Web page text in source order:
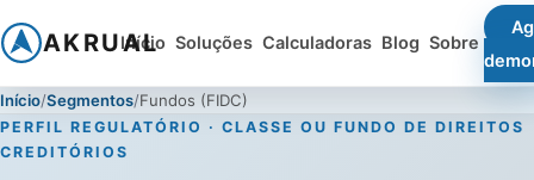
AKRUAL
Início Soluções Calculadoras Blog Sobre
Início Segmentos Fundos (FIDC)
PERFIL REGULATÓRIO · CLASSE OU FUNDO DE DIREITOS
CREDITÓRIOS